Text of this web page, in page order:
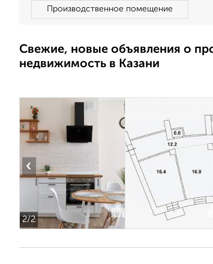
Производственное помещение
Свежие, новые объявления о
недвижимость в Казани
2/2
‹